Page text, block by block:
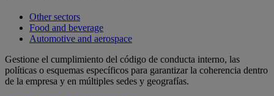
Other sectors
Food and beverage
Automotive and aerospace
Gestione el cumplimiento del código de conducta interno, las
políticas o esquemas específicos para garantizar la coherencia dentro
de la empresa y en múltiples sedes y geografías.